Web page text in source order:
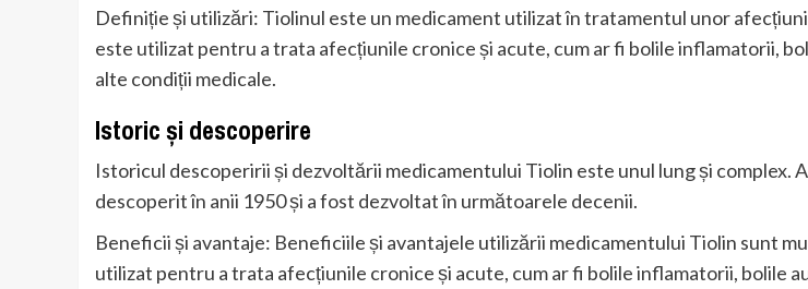
Definiție și utilizări: Tiolinul este un medicament utilizat în tratamentul unor
este utilizat pentru a trata afecțiunile cronice și acute, cum ar fi bolile inflamatorii,
alte condiții medicale.
Istoric și descoperire
Istoricul descoperirii și dezvoltării medicamentului Tiolin este unul lung și complex.
descoperit în anii 1950 și a fost dezvoltat în următoarele decenii.
Beneficii și avantaje: Beneficiile și avantajele utilizării medicamentului Tiolin sunt
utilizat pentru a trata afecțiunile cronice și acute, cum ar fi bolile inflamatorii, bolile